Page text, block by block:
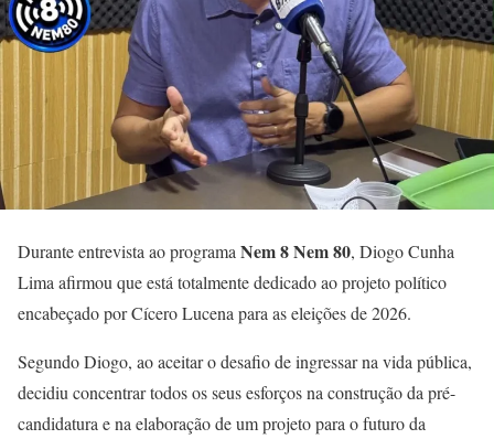
Durante entrevista ao programa Nem 8 Nem 80, Diogo Cunha
Lima afirmou que está totalmente dedicado ao projeto político
encabeçado por Cícero Lucena para as eleições de 2026.
Segundo Diogo, ao aceitar o desafio de ingressar na vida pública,
decidiu concentrar todos os seus esforços na construção da pré-
candidatura e na elaboração de um projeto para o futuro da